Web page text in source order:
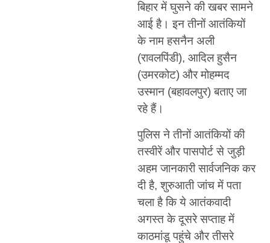
बिहार में घुसने की खबर सामने
आई है। इन तीनों आतंकियों
के नाम हसनैन अली
(रावलपिंडी), आदिल हुसैन
(उमरकोट) और मोहम्मद
उस्मान (बहावलपुर) बताए जा
रहे हैं।
पुलिस ने तीनों आतंकियों की
तस्वीरें और पासपोर्ट से जुड़ी
अहम जानकारी सार्वजनिक कर
दी है, शुरुआती जांच में पता
चला है कि ये आतंकवादी
अगस्त के दूसरे सप्ताह में
काठमांडू पहुंचे और तीसरे